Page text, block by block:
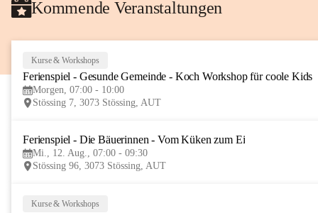
Kommende Veranstaltungen
Kurse & Workshops
Ferienspiel - Gesunde Gemeinde - Koch Workshop für coole Kids
Morgen, 07:00 - 10:00
Stössing 7, 3073 Stössing, AUT
Ferienspiel - Die Bäuerinnen - Vom Küken zum Ei
Mi., 12. Aug., 07:00 - 09:30
Stössing 96, 3073 Stössing, AUT
Kurse & Workshops